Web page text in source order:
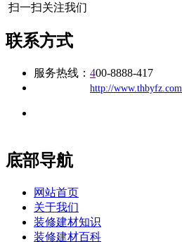
扫一扫关注我们
联系方式
服务热线： 400-8888-417
http://www.thbyfz.com
底部导航
网站首页
关于我们
装修建材知识
装修建材百科